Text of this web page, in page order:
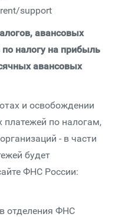
support
авансовых
налогу на прибыль
авансовых
и освобождении
платежей по налогам,
- в части
будет
ФНС России:
отделения ФНС